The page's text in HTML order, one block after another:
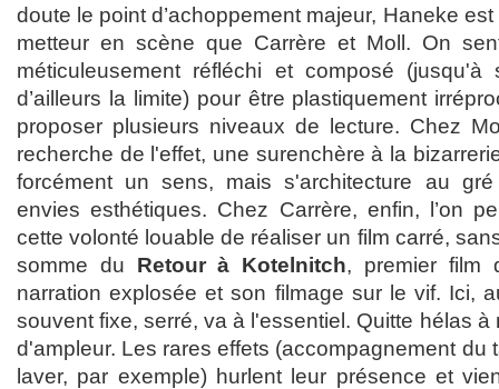
doute le point d’achoppement majeur, Haneke
metteur en scène que Carrère et Moll. On
méticuleusement réfléchi et composé (jusqu'à
d’ailleurs la limite) pour être plastiquement
proposer plusieurs niveaux de lecture. Chez
recherche de l'effet, une surenchère à la
forcément un sens, mais s'architecture au
envies esthétiques. Chez Carrère, enfin, l’on
cette volonté louable de réaliser un film carré,
somme du Retour à Kotelnitch, premier film
narration explosée et son filmage sur le vif. Ici,
souvent fixe, serré, va à l'essentiel. Quitte hélas
d'ampleur. Les rares effets (accompagnement du
laver, par exemple) hurlent leur présence et